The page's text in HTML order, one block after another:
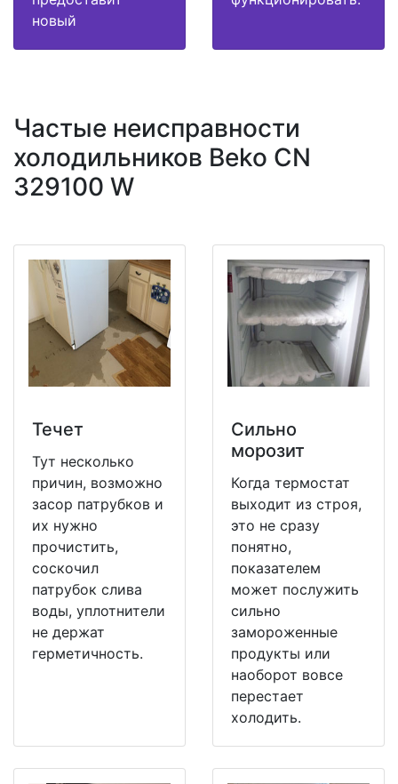
новый
Частые неисправности
холодильников Beko CN
329100 W
Течет
Тут несколько
причин, возможно
засор патрубков и
их нужно
прочистить,
соскочил
патрубок слива
воды, уплотнители
не держат
герметичность.
Сильно
морозит
Когда термостат
выходит из строя,
это не сразу
понятно,
показателем
может послужить
сильно
замороженные
продукты или
наоборот вовсе
перестает
холодить.